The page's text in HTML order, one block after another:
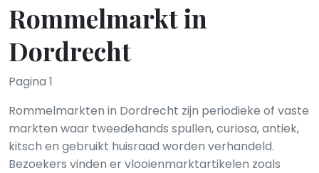
Rommelmarkt in
Dordrecht
Pagina 1
Rommelmarkten in Dordrecht zijn periodieke of vaste
markten waar tweedehands spullen, curiosa, antiek,
kitsch en gebruikt huisraad worden verhandeld.
Bezoekers vinden er vlooienmarktartikelen zoals